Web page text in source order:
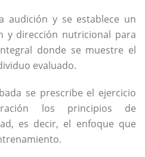
audición y se establece un
y dirección nutricional para
donde se muestre el
evaluado.
se prescribe el ejercicio
los principios de
es decir, el enfoque que